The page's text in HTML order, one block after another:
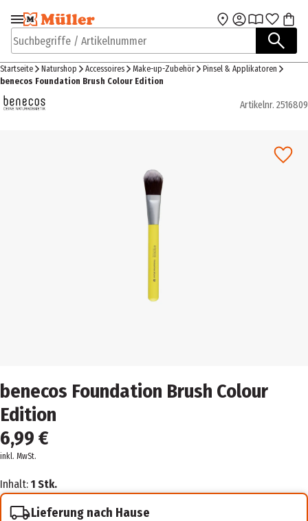
Zur Navigation
springen
Zum Hauptinhalt
Suchbegriffe / Artikelnummer
Startseite Naturshop Accessoires Make-up-Zubehör
Pinsel & Applikatoren
benecos Foundation Brush Colour Edition
Artikelnr. 2516809
benecos Foundation Brush Colour
Edition
6,99 €
inkl. MwSt.
Inhalt: 1 Stk.
Lieferung nach Hause